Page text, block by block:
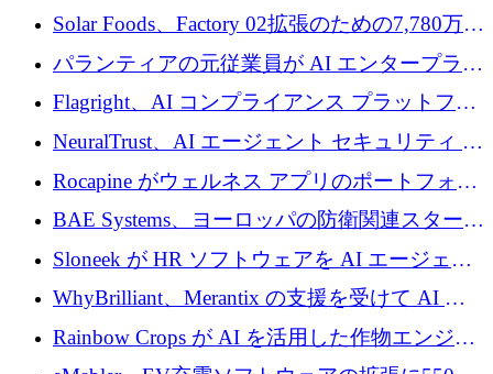
ースし、60 万ドルのプレシード資金を確保
Solar Foods、Factory 02拡張のための7,780万ユ
ーロの資金調達パッケージを獲得
パランティアの元従業員が AI エンタープライ
ズ スタートアップの Conduct に 6,000 万ドル
を調達
Flagright、AI コンプライアンス プラットフォ
ームを拡張するためにシリーズ A で 1,250 万
ドルを確保
NeuralTrust、AI エージェント セキュリティ プ
ラットフォームの拡張に 2,000 万ドルを調達
Rocapine がウェルネス アプリのポートフォリ
オを拡大するためにシリーズ A で 1,300 万ド
ルを調達
BAE Systems、ヨーロッパの防衛関連スタート
アップの規模拡大を支援するために 5,000 万
ユーロの支援を開始
Sloneek が HR ソフトウェアを AI エージェン
トに変えるために 600 万ドルを調達
WhyBrilliant、Merantix の支援を受けて AI 求
人マッチングを拡大するために 100 万ユーロ
Rainbow Crops が AI を活用した作物エンジニ
アリングを拡張するために 970 万ユーロを調